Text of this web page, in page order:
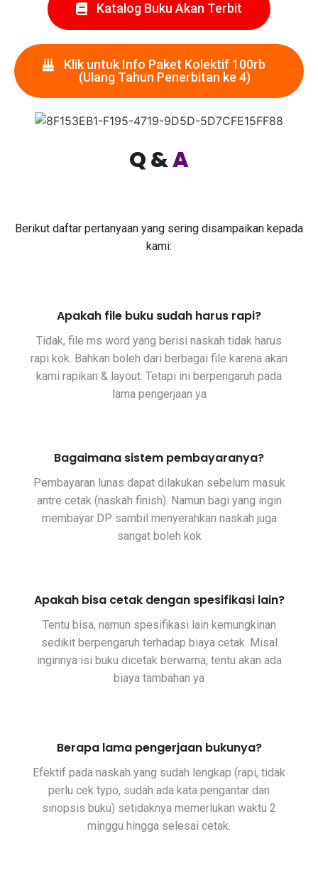
Katalog Buku Akan Terbit
Klik untuk Info Paket Kolektif 100rb
(Ulang Tahun Penerbitan ke 4)
Q &A
Berikut daftar pertanyaan yang sering disampaikan kepada
kami:
Apakah file buku sudah harus rapi?
Tidak, file ms word yang berisi naskah tidak harus
rapi kok. Bahkan boleh dari berbagai file karena akan
kami rapikan & layout. Tetapi ini berpengaruh pada
lama pengerjaan ya
Bagaimana sistem pembayaranya?
Pembayaran lunas dapat dilakukan sebelum masuk
antre cetak (naskah finish). Namun bagi yang ingin
membayar DP sambil menyerahkan naskah juga
sangat boleh kok
Apakah bisa cetak dengan spesifikasi lain?
Tentu bisa, namun spesifikasi lain kemungkinan
sedikit berpengaruh terhadap biaya cetak. Misal
inginnya isi buku dicetak berwarna, tentu akan ada
biaya tambahan ya
Berapa lama pengerjaan bukunya?
Efektif pada naskah yang sudah lengkap (rapi, tidak
perlu cek typo, sudah ada kata pengantar dan
sinopsis buku) setidaknya memerlukan waktu 2
minggu hingga selesai cetak.